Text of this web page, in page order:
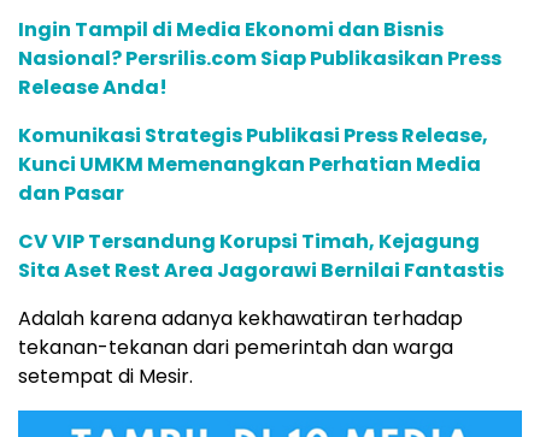
Ingin Tampil di Media Ekonomi dan Bisnis
Nasional? Persrilis.com Siap Publikasikan Press
Release Anda!
Komunikasi Strategis Publikasi Press Release,
Kunci UMKM Memenangkan Perhatian Media
dan Pasar
CV VIP Tersandung Korupsi Timah, Kejagung
Sita Aset Rest Area Jagorawi Bernilai Fantastis
Adalah karena adanya kekhawatiran terhadap
tekanan-tekanan dari pemerintah dan warga
setempat di Mesir.